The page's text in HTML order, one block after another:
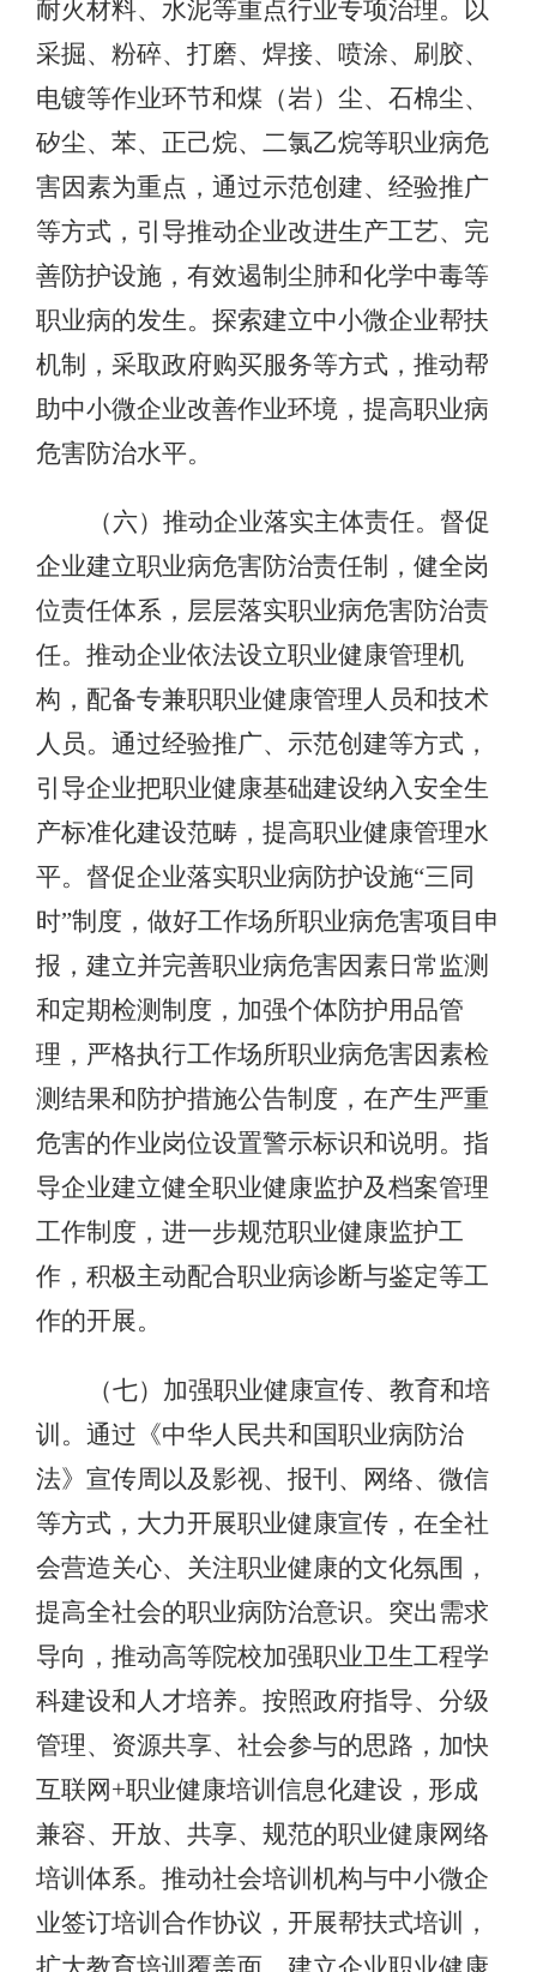
耐火材料、水泥等重点行业专项治理。以
采掘、粉碎、打磨、焊接、喷涂、刷胶、
电镀等作业环节和煤（岩）尘、石棉尘、
矽尘、苯、正己烷、二氯乙烷等职业病危
害因素为重点，通过示范创建、经验推广
等方式，引导推动企业改进生产工艺、完
善防护设施，有效遏制尘肺和化学中毒等
职业病的发生。探索建立中小微企业帮扶
机制，采取政府购买服务等方式，推动帮
助中小微企业改善作业环境，提高职业病
危害防治水平。
（六）推动企业落实主体责任。督促
企业建立职业病危害防治责任制，健全岗
位责任体系，层层落实职业病危害防治责
任。推动企业依法设立职业健康管理机
构，配备专兼职职业健康管理人员和技术
人员。通过经验推广、示范创建等方式，
引导企业把职业健康基础建设纳入安全生
产标准化建设范畴，提高职业健康管理水
平。督促企业落实职业病防护设施“三同
时”制度，做好工作场所职业病危害项目申
报，建立并完善职业病危害因素日常监测
和定期检测制度，加强个体防护用品管
理，严格执行工作场所职业病危害因素检
测结果和防护措施公告制度，在产生严重
危害的作业岗位设置警示标识和说明。指
导企业建立健全职业健康监护及档案管理
工作制度，进一步规范职业健康监护工
作，积极主动配合职业病诊断与鉴定等工
作的开展。
（七）加强职业健康宣传、教育和培
训。通过《中华人民共和国职业病防治
法》宣传周以及影视、报刊、网络、微信
等方式，大力开展职业健康宣传，在全社
会营造关心、关注职业健康的文化氛围，
提高全社会的职业病防治意识。突出需求
导向，推动高等院校加强职业卫生工程学
科建设和人才培养。按照政府指导、分级
管理、资源共享、社会参与的思路，加快
互联网+职业健康培训信息化建设，形成
兼容、开放、共享、规范的职业健康网络
培训体系。推动社会培训机构与中小微企
业签订培训合作协议，开展帮扶式培训，